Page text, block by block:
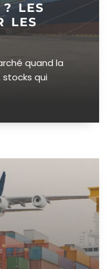
? LES
LES
quand la
qui